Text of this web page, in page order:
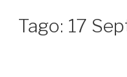
Tago: 17